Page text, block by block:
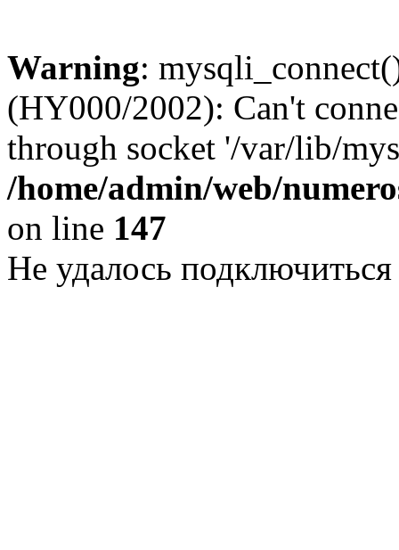
Warning:
(HY000/2002): Can't
through socket '/var/lib/
/home/admin/web/
on line 147
Не удалось